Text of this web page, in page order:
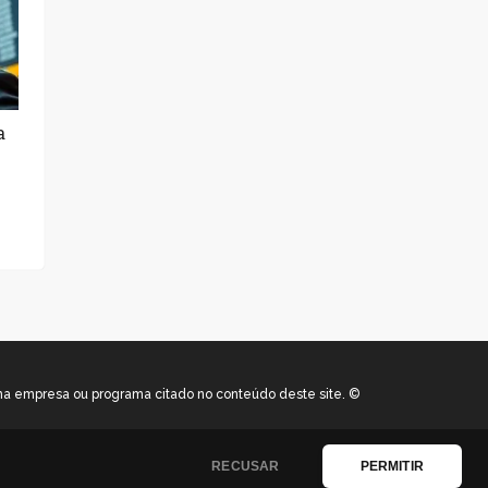
RECUSAR PERMITIR
empresa ou programa citado no conteúdo deste site. ©